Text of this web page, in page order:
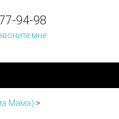
94-98
мне
Мама) >